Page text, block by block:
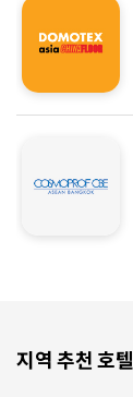
지역 추천 호텔